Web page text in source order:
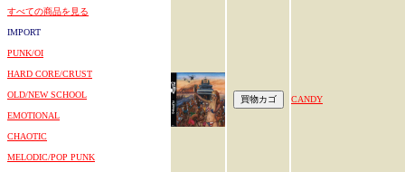
すべての商品を見る
IMPORT
PUNK/OI
HARD CORE/CRUST
OLD/NEW SCHOOL
EMOTIONAL
CHAOTIC
MELODIC/POP PUNK
CANDY